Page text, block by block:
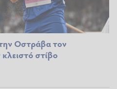
Οστράβα τον
στίβο